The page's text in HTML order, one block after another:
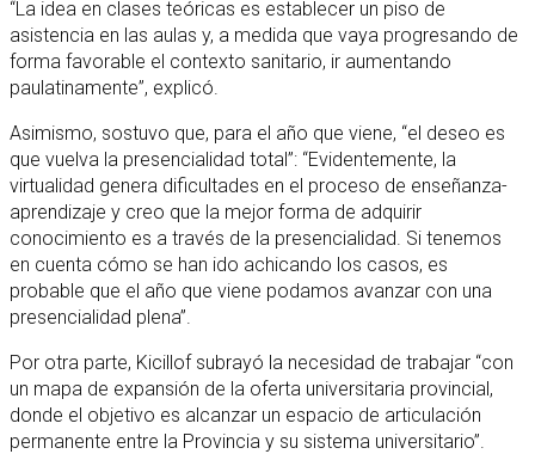
“La idea en clases teóricas es establecer un piso de
asistencia en las aulas y, a medida que vaya progresando de
forma favorable el contexto sanitario, ir aumentando
paulatinamente”, explicó.
Asimismo, sostuvo que, para el año que viene, “el deseo es
que vuelva la presencialidad total”: “Evidentemente, la
virtualidad genera dificultades en el proceso de enseñanza-
aprendizaje y creo que la mejor forma de adquirir
conocimiento es a través de la presencialidad. Si tenemos
en cuenta cómo se han ido achicando los casos, es
probable que el año que viene podamos avanzar con una
presencialidad plena”.
Por otra parte, Kicillof subrayó la necesidad de trabajar “con
un mapa de expansión de la oferta universitaria provincial,
donde el objetivo es alcanzar un espacio de articulación
permanente entre la Provincia y su sistema universitario”.